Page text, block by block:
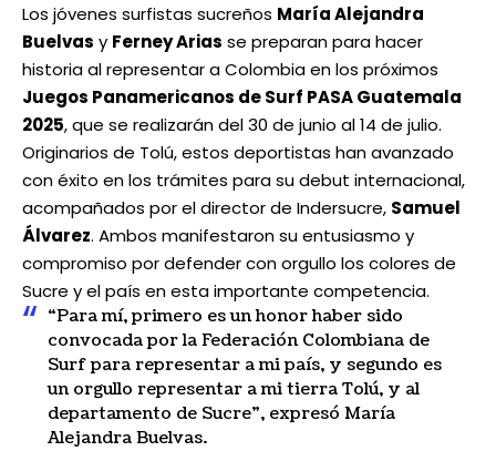
Los jóvenes surfistas sucreños María Alejandra
Buelvas y Ferney Arias se preparan para hacer
historia al representar a Colombia en los próximos
Juegos Panamericanos de Surf PASA Guatemala
2025, que se realizarán del 30 de junio al 14 de julio.
Originarios de Tolú, estos deportistas han avanzado
con éxito en los trámites para su debut internacional,
acompañados por el director de Indersucre, Samuel
Álvarez. Ambos manifestaron su entusiasmo y
compromiso por defender con orgullo los colores de
Sucre y el país en esta importante competencia.
“Para mí, primero es un honor haber sido
convocada por la Federación Colombiana de
Surf para representar a mi país, y segundo es
un orgullo representar a mi tierra Tolú, y al
departamento de Sucre”, expresó María
Alejandra Buelvas.